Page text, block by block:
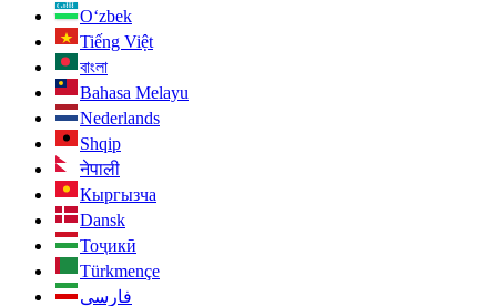
O‘zbek
Tiếng Việt
বাংলা
Bahasa Melayu
Nederlands
Shqip
नेपाली
Кыргызча
Dansk
Тоҷикӣ
Türkmençe
فارسی